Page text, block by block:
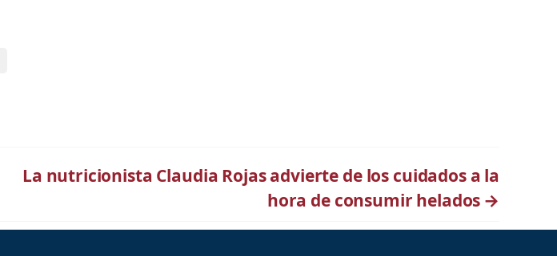
La nutricionista Claudia Rojas advierte de los cuidados a la
hora de consumir helados →